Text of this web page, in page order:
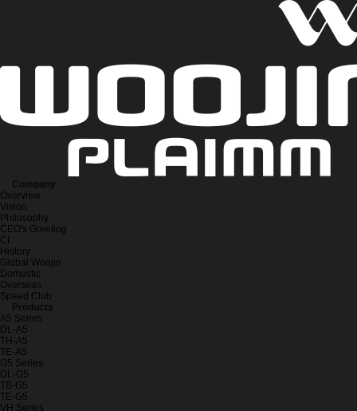
Company
Overview
Vision
Philosophy
CEO's Greeting
CI
History
Global Woojin
Domestic
Overseas
Speed Club
Products
A5 Series
DL-A5
TH-A5
TE-A5
G5 Series
DL-G5
TB-G5
TE-G5
VH Series